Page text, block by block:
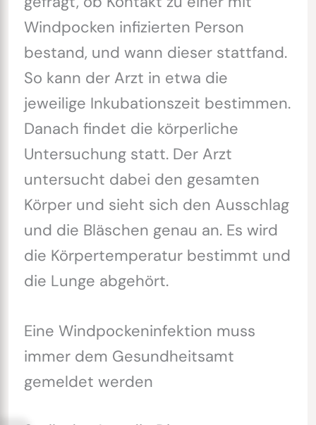
Windpocken infizierten Person
bestand, und wann dieser stattfand.
So kann der Arzt in etwa die
jeweilige Inkubationszeit bestimmen.
Danach findet die körperliche
Untersuchung statt. Der Arzt
untersucht dabei den gesamten
Körper und sieht sich den Ausschlag
und die Bläschen genau an. Es wird
die Körpertemperatur bestimmt und
die Lunge abgehört.
Eine Windpockeninfektion muss
immer dem Gesundheitsamt
gemeldet werden